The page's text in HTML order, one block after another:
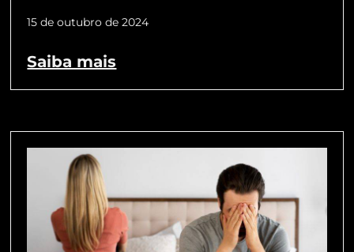
15 de outubro de 2024
Saiba mais